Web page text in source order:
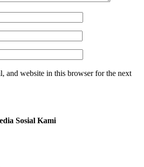
and website in this browser for the next
Sosial Kami